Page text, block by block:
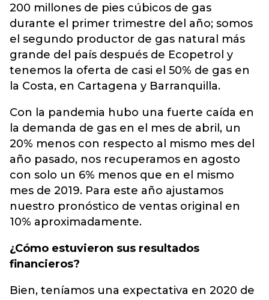
200 millones de pies cúbicos de gas
durante el primer trimestre del año; somos
el segundo productor de gas natural más
grande del país después de Ecopetrol y
tenemos la oferta de casi el 50% de gas en
la Costa, en Cartagena y Barranquilla.
Con la pandemia hubo una fuerte caída en
la demanda de gas en el mes de abril, un
20% menos con respecto al mismo mes del
año pasado, nos recuperamos en agosto
con solo un 6% menos que en el mismo
mes de 2019. Para este año ajustamos
nuestro pronóstico de ventas original en
10% aproximadamente.
¿Cómo estuvieron sus resultados
financieros?
Bien, teníamos una expectativa en 2020 de